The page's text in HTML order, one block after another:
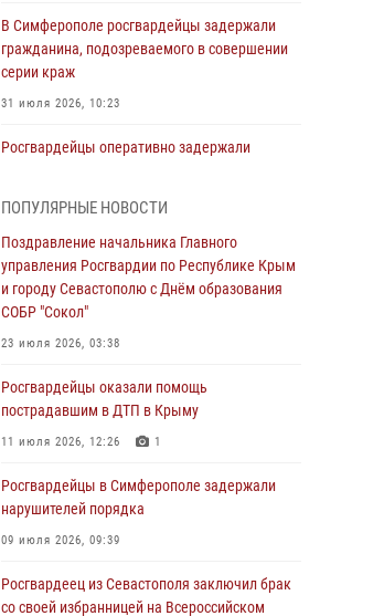
В Симферополе росгвардейцы задержали
гражданина, подозреваемого в совершении
серии краж
31 июля 2026, 10:23
Росгвардейцы оперативно задержали
Росгвардейцы Севастополя пресекли
противоправные действия на охраняемом
объекте
29 июля 2026, 12:34
Росгвардейцы Крыма и Севастополя
отметили День Крещения Руси
28 июля 2026, 14:18 4
В Симферополе сотрудники Росгвардии
задержали подозреваемого в краже из
гипермаркета
Поздравление начальника Главного
ПОПУЛЯРНЫЕ НОВОСТИ
Поздравление начальника Главного
управления Росгвардии по Республике Крым
и городу Севастополю с Днём образования
СОБР "Сокол"
23 июля 2026, 03:38
Росгвардейцы оказали помощь
пострадавшим в ДТП в Крыму
11 июля 2026, 12:26 1
Росгвардейцы в Симферополе задержали
нарушителей порядка
09 июля 2026, 09:39
Росгвардеец из Севастополя заключил брак
со своей избранницей на Всероссийском